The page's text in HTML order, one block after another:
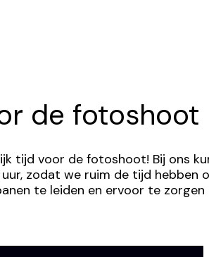
de fotoshoot
tijd voor de fotoshoot! Bij ons
zodat we ruim de tijd hebben
te leiden en ervoor te